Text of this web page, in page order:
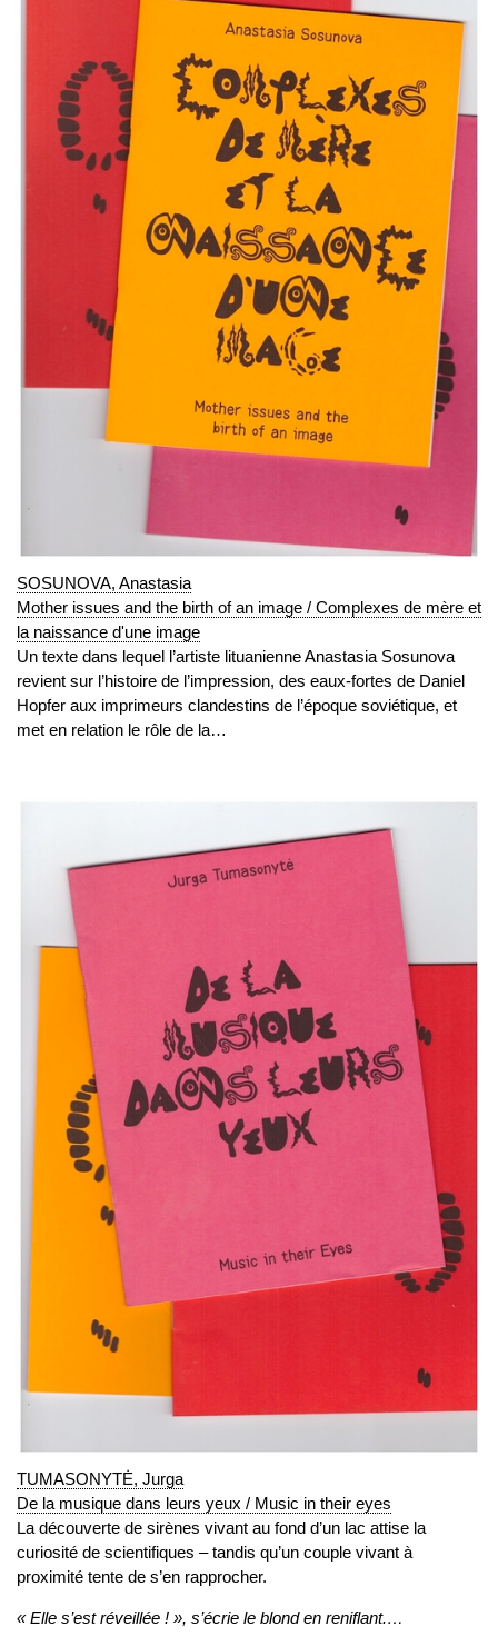
SOSUNOVA, Anastasia
Mother issues and the birth of an image / Complexes de mère et
la naissance d'une image
Un texte dans lequel l’artiste lituanienne Anastasia Sosunova
revient sur l’histoire de l’impression, des eaux-fortes de Daniel
Hopfer aux imprimeurs clandestins de l’époque soviétique, et
met en relation le rôle de la…
TUMASONYTĖ, Jurga
De la musique dans leurs yeux / Music in their eyes
La découverte de sirènes vivant au fond d’un lac attise la
curiosité de scientifiques – tandis qu’un couple vivant à
proximité tente de s’en rapprocher.
« Elle s’est réveillée ! », s’écrie le blond en reniflant.…